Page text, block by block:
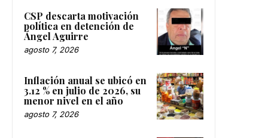
CSP descarta motivación
política en detención de
Ángel Aguirre
agosto 7, 2026
Inflación anual se ubicó en
3.12 % en julio de 2026, su
menor nivel en el año
agosto 7, 2026